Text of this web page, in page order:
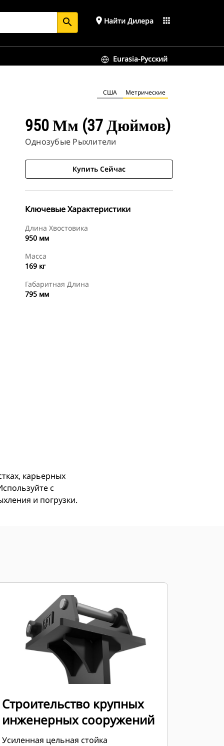
search place Найти Дилера apps
Eurasia-Русский
США Метрические
950 Мм (37 Дюймов)
Однозубые Рыхлители
Купить Сейчас
Ключевые Характеристики
Длина Хвостовика
950 мм
Масса
169 кг
Габаритная Длина
795 мм
карьерных
с
и погрузки.
Строительство крупных
инженерных сооружений
Усиленная цельная стойка